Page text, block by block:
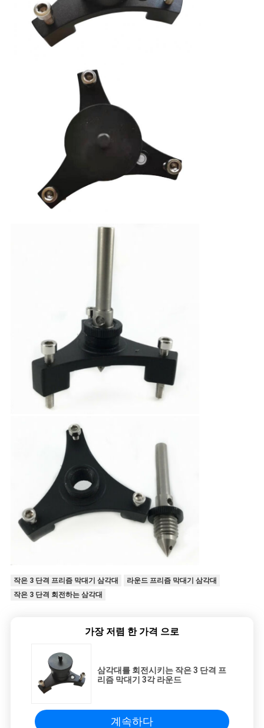
작은 3 단격 프리즘 막대기 삼각대
라운드 프리즘 막대기 삼각대
작은 3 단격 회전하는 삼각대
가장 저렴 한 가격 으로
삼각대를 회전시키는 작은 3 단격 프
리즘 막대기 3각 라운드
계속하다